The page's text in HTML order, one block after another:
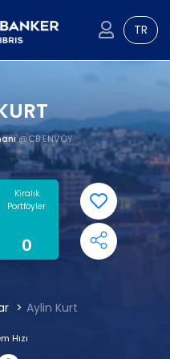
TR
@CB ENVOY
Kiralık
Portföyler
0
Aylin Kurt
Hızı